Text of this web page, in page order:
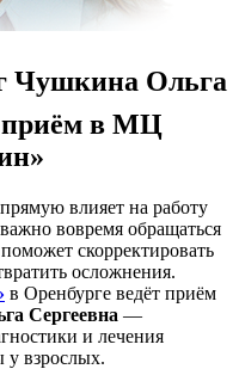
Чушкина Ольга
приём в МЦ
влияет на работу
вовремя обращаться
скорректировать
осложнения.
в Оренбурге ведёт приём
Сергеевна —
и лечения
у взрослых.